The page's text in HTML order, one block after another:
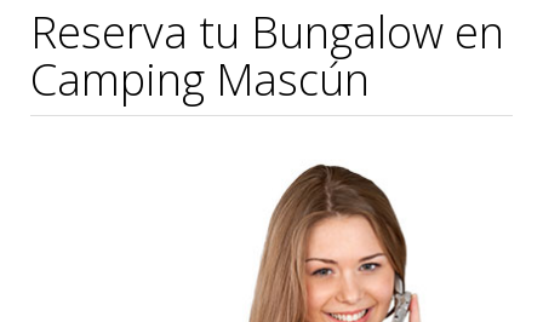
Reserva tu Bungalow en
Camping Mascún